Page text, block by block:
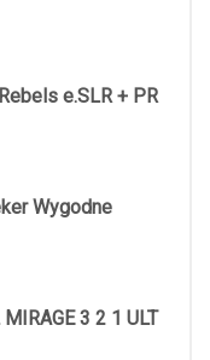
e.SLR + PR
Wygodne
3 2 1 ULT